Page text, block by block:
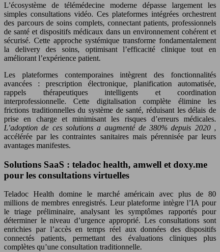
L’écosystème de télémédecine moderne dépasse largement les
simples consultations vidéo. Ces plateformes intégrées orchestrent
des parcours de soins complets, connectant patients, professionnels
de santé et dispositifs médicaux dans un environnement cohérent et
sécurisé. Cette approche systémique transforme fondamentalement
la delivery des soins, optimisant l’efficacité clinique tout en
améliorant l’expérience patient.
Les plateformes contemporaines intègrent des fonctionnalités
avancées : prescription électronique, planification automatisée,
rappels thérapeutiques intelligents et coordination
interprofessionnelle. Cette digitalisation complète élimine les
frictions traditionnelles du système de santé, réduisant les délais de
prise en charge et minimisant les risques d’erreurs médicales.
L’adoption de ces solutions a augmenté de 380% depuis 2020 ,
accélérée par les contraintes sanitaires mais pérennisée par leurs
avantages manifestes.
Solutions SaaS : teladoc health, amwell et doxy.me
pour les consultations virtuelles
Teladoc Health domine le marché américain avec plus de 80
millions de membres enregistrés. Leur plateforme intègre l’IA pour
le triage préliminaire, analysant les symptômes rapportés pour
déterminer le niveau d’urgence approprié. Les consultations sont
enrichies par l’accès en temps réel aux données des dispositifs
connectés patients, permettant des évaluations cliniques plus
complètes qu’une consultation traditionnelle.